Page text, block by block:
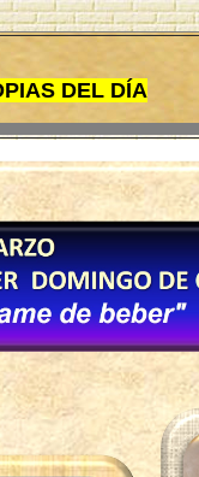
DEL DÍA